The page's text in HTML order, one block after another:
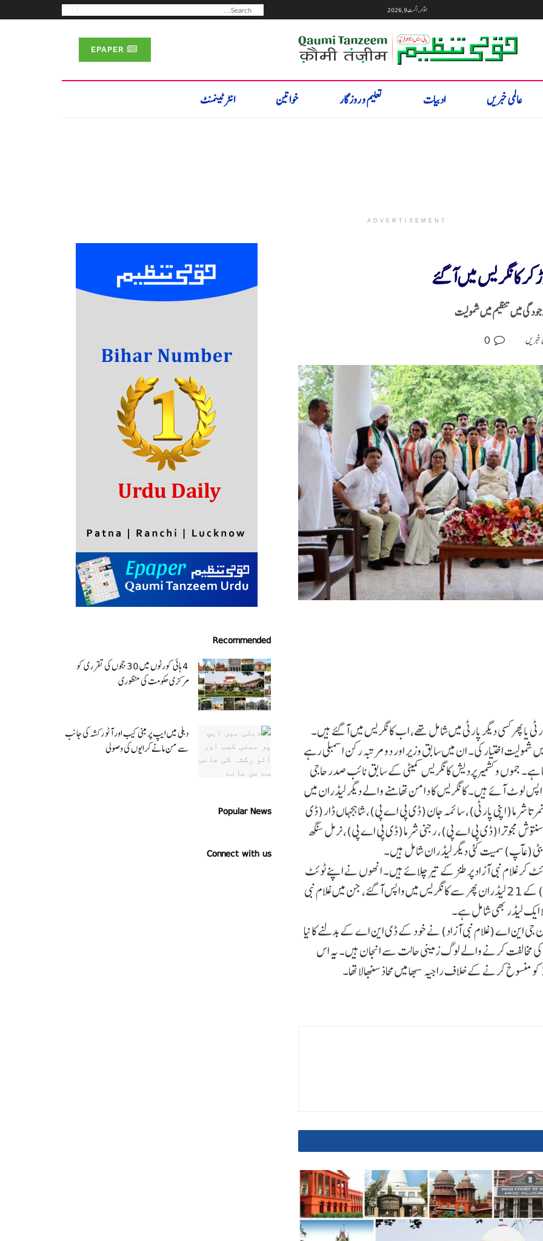
اتوار, اگست 9, 2026
عالمی خبریں ادبیات تعلیم و روزگار خواتین انٹرٹینمنٹ
ADVERTISEMENT
کانگریس میں آگئے
میں تنظیم میں شمولیت
خبریں
یا پھر کسی دیگر پارٹی میں شامل تھے، اب کانگریس میں آ گئے ہیں۔
اختیار کی۔ ان میں سابق وزیر اور دو مرتبہ رکن اسمبلی رہے
ہے۔ جموں و کشمیر پردیش کانگریس کمیٹی کے سابق نائب صدر حاجی
لوٹ آئے ہیں۔ کانگریس کا دامن تھامنے والے دیگر لیڈران میں
شرما (اپنی پارٹی)، سائمہ جان (ڈی پی اے پی)، شاہجہاں ڈار (ڈی
مجوترا (ڈی پی اے پی)، رجنی شرما (ڈی پی اے پی)، نرمل سنگھ
(عآپ) سمیت کئی دیگر لیڈران شامل ہیں۔
غلام نبی آزاد پر طنز کے تیر چلائے ہیں۔ انھوں نے اپنے ٹوئٹ
میں لکھا ہے کہ ’’آج صبح ڈی اے پی (ڈِس اپیئرنگ آزاد پارٹی) کے 21 لیڈران پھر سے کانگریس میں واپس آ گئے، جن میں غلام نبی
لیڈر بھی شامل ہے۔
جی این اے (غلام نبی آزاد) نے خود کے ڈی این اے کے بدلنے کا نیا
آرٹیکل 370 کو منسوخ کرنے کی مخالفت کرنے والے لوگ زمینی حالت سے انجان ہیں۔ یہ اس
Recommended
4 ہائی کورٹوں میں 30 ججوں کی تقرری کو
مرکزی حکومت کی منظوری
دہلی میں ایپ پر مبنی کیب اور آٹو رکشہ کی جانب
سے من مانے کرایوں کی وصولی
Popular News
Connect with us